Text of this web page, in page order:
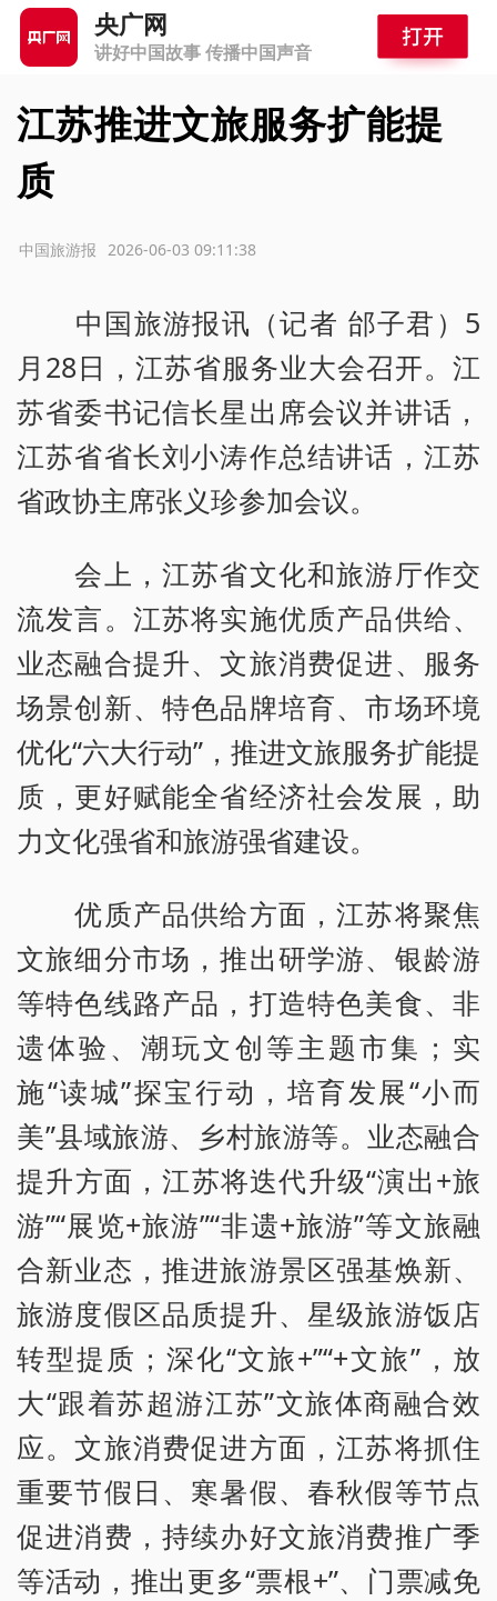
央广网
讲好中国故事 传播中国声音
江苏推进文旅服务扩能提
质
2026-06-03 09:11:38
中国旅游报
中国旅游报讯（记者 邰子君）5
月28日，江苏省服务业大会召开。江
苏省委书记信长星出席会议并讲话，
江苏省省长刘小涛作总结讲话，江苏
省政协主席张义珍参加会议。
会上，江苏省文化和旅游厅作交
流发言。江苏将实施优质产品供给、
业态融合提升、文旅消费促进、服务
场景创新、特色品牌培育、市场环境
优化“六大行动”，推进文旅服务扩能提
质，更好赋能全省经济社会发展，助
力文化强省和旅游强省建设。
优质产品供给方面，江苏将聚焦
文旅细分市场，推出研学游、银龄游
等特色线路产品，打造特色美食、非
遗体验、潮玩文创等主题市集；实
施“读城”探宝行动，培育发展“小而
美”县域旅游、乡村旅游等。业态融合
提升方面，江苏将迭代升级“演出+旅
游”“展览+旅游”“非遗+旅游”等文旅融
合新业态，推进旅游景区强基焕新、
旅游度假区品质提升、星级旅游饭店
转型提质；深化“文旅+”“+文旅”，放
大“跟着苏超游江苏”文旅体商融合效
应。文旅消费促进方面，江苏将抓住
重要节假日、寒暑假、春秋假等节点
促进消费，持续办好文旅消费推广季
等活动，推出更多“票根+”、门票减免